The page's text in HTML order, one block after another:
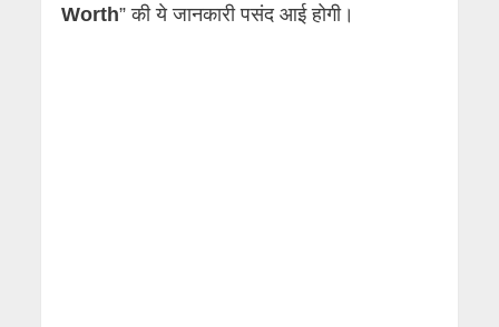
Worth” की ये जानकारी पसंद आई होगी।